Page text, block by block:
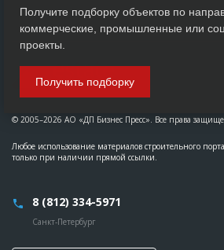
© 2005–2026 АО «ДП Бизнес Пресс». Все права
Любое использование материалов строительного
только при наличии прямой ссылки.
8 (812) 334-5971
Санкт-Петербург
Получите подборку объектов по
коммерческие, промышленные или
проекты.
Получить подборку